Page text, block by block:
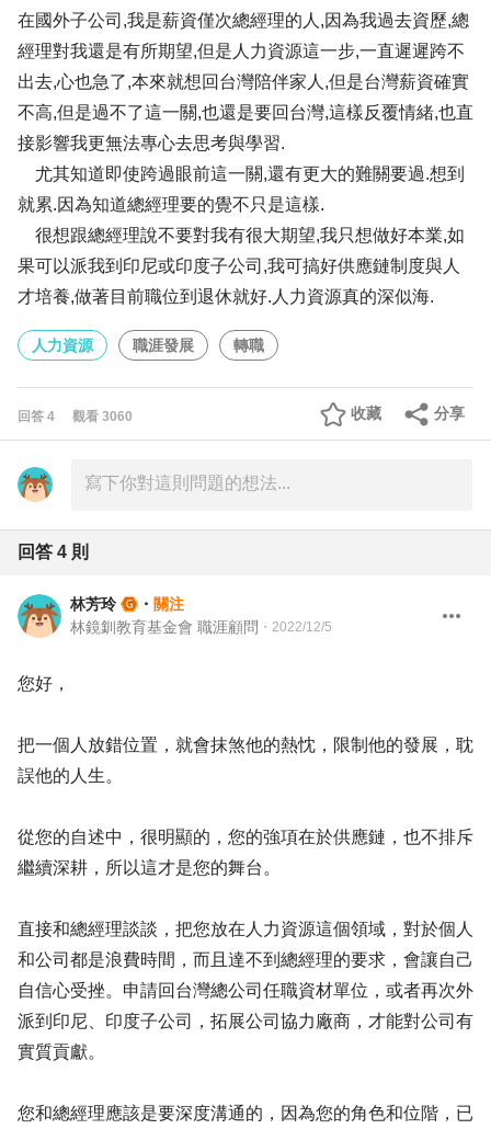
在國外子公司,我是薪資僅次總經理的人,因為我過去資歷,總
經理對我還是有所期望,但是人力資源這一步,一直遲遲跨不
出去,心也急了,本來就想回台灣陪伴家人,但是台灣薪資確實
不高,但是過不了這一關,也還是要回台灣,這樣反覆情緒,也直
接影響我更無法專心去思考與學習.
尤其知道即使跨過眼前這一關,還有更大的難關要過.想到
就累.因為知道總經理要的覺不只是這樣.
很想跟總經理說不要對我有很大期望,我只想做好本業,如
果可以派我到印尼或印度子公司,我可搞好供應鏈制度與人
才培養,做著目前職位到退休就好.人力資源真的深似海.
人力資源 職涯發展 轉職
回答 4 觀看 3060 分享
收藏
回答 4 則
林芳玲 ・ 關注
林鏡釧教育基金會 職涯顧問 ・ 2022/12/5
您好，
把一個人放錯位置，就會抹煞他的熱忱，限制他的發展，耽
誤他的人生。
從您的自述中，很明顯的，您的強項在於供應鏈，也不排斥
繼續深耕，所以這才是您的舞台。
直接和總經理談談，把您放在人力資源這個領域，對於個人
和公司都是浪費時間，而且達不到總經理的要求，會讓自己
自信心受挫。申請回台灣總公司任職資材單位，或者再次外
派到印尼、印度子公司，拓展公司協力廠商，才能對公司有
實質貢獻。
您和總經理應該是要深度溝通的，因為您的角色和位階，已